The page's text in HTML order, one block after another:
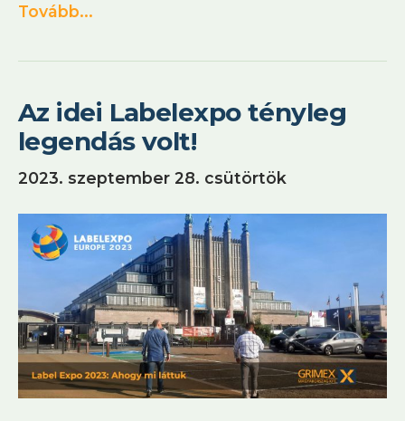
Tovább...
Az idei Labelexpo tényleg
legendás volt!
2023. szeptember 28. csütörtök